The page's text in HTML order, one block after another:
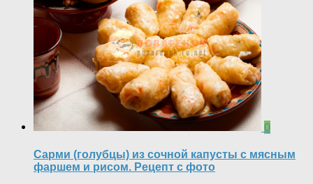
0
Сарми (голубцы) из сочной капусты с мясным
фаршем и рисом. Рецепт с фото